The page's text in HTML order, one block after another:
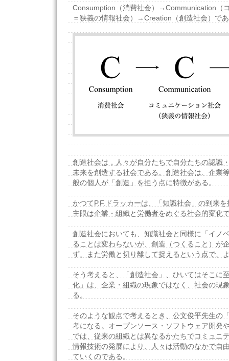
Consumption（消費社会）→Communication（
＝狭義の情報社会）→Creation（創造社会）で
創造社会は，人々が自分たちで自分たちの認識
未来を創造する社会である。創造社会は、企業
般の個人が「創造」を担う点に特徴がある。
かつてP.F.ドラッカーは、「知識社会」の到来
主眼は企業・組織と労働者をめぐる社会的変化
創造社会においても、知識社会と同様に「イノ
ることは変わらないが、創造（つくること）が
ず、また労働と切り離して捉えるという点で、
そう考えると、「創造社会」、ひいてはそこに
化」は、企業・組織の現象ではなく、社会の現
る。
そのような観点で考えるとき、公文俊平先生の
考になる。オープンソース・ソフトウェア開発
では、従来の組織とは異なるかたちでコミュニ
情報技術の発展により、人々は活動のなかで自
ていくのである。